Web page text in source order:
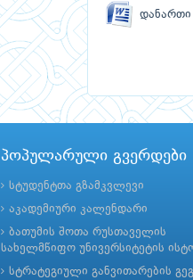
დანართი
პოპულარული გვერდები
სტუდენტთა გზამკვლევი
აკადემიური კალენდარი
ბათუმის შოთა რუსთაველის
სახელმწიფო უნივერსიტეტის
სტრატეგიული განვითარების